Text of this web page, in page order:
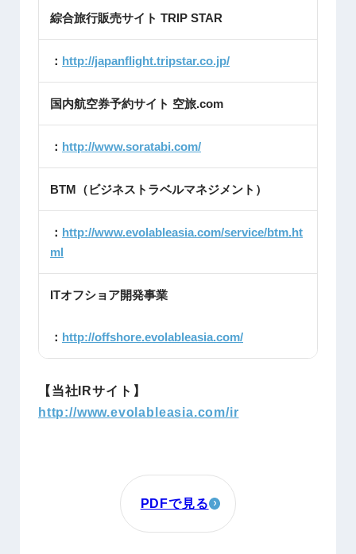
綜合旅行販売サイト TRIP STAR
： http://japanflight.tripstar.co.jp/
国内航空券予約サイト 空旅.com
： http://www.soratabi.com/
BTM（ビジネストラベルマネジメント）
： http://www.evolableasia.com/service/btm.ht
ml
ITオフショア開発事業
： http://offshore.evolableasia.com/
【当社IRサイト】
http://www.evolableasia.com/ir
PDFで見る